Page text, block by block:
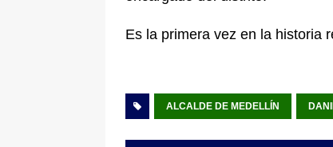
Es la primera vez en la historia
ALCALDE DE MEDELLÍN